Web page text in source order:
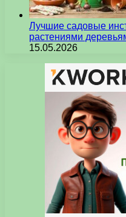
Лучшие садовые
растениями
15.05.2026